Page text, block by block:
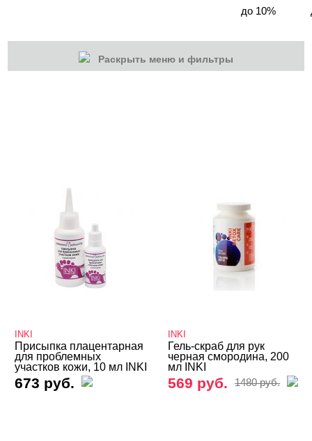
до 10%
Раскрыть меню и фильтры
INKI
Присыпка плацентарная
для проблемных
участков кожи, 10 мл INKI
673 руб.
INKI
Гель-скраб для рук
черная смородина, 200
мл INKI
569 руб. 1480 руб.